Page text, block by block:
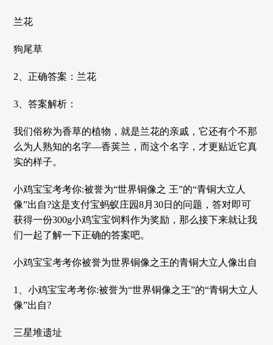
兰花
狗尾草
2、正确答案：兰花
3、答案解析：
我们俗称为香草的植物，就是兰花的亲戚，它还有个不那
么为人熟知的名字—香荚兰，而这个名字，才更贴近它真
实的样子。
小鸡宝宝考考你:被誉为“世界铜像之 王”的“青铜大立人
像”出自?这是支付宝蚂蚁庄园8月30日的问题，答对即可
获得一份300g小鸡宝宝饲料作为奖励，那么接下来就让我
们一起了解一下正确的答案吧。
小鸡宝宝考考你被誉为世界铜像之王的青铜大立人像出自
1、小鸡宝宝考考你:被誉为“世界铜像之王”的“青铜大立人
像”出自?
三星堆遗址